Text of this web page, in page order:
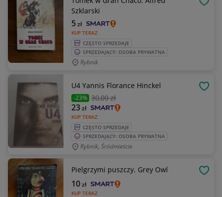
Szklarski
KUP TERAZ
5zł
CZĘSTO SPRZEDAJE
SPRZEDAJĄCY: OSOBA PRYWATNA
Rybnik
U4 Yannis Florance Hinckel
-23% 30,00 zł
KUP TERAZ
23zł
CZĘSTO SPRZEDAJE
SPRZEDAJĄCY: OSOBA PRYWATNA
Rybnik, Śródmieście
Pielgrzymi puszczy. Grey Owl
KUP TERAZ
10zł